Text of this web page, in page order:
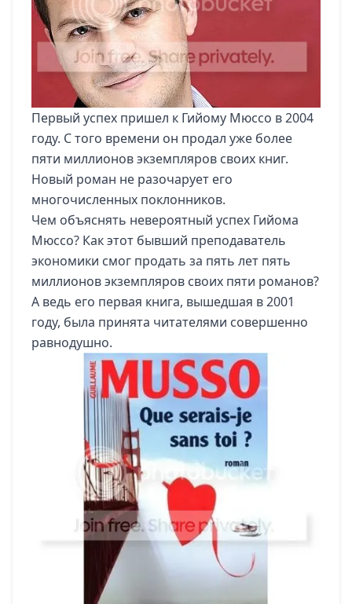
Первый успех пришел к Гийому Мюссо в 2004
году. С того времени он продал уже более
пяти миллионов экземпляров своих книг.
Новый роман не разочарует его
многочисленных поклонников.
Чем объяснять невероятный успех Гийома
Мюссо? Как этот бывший преподаватель
экономики смог продать за пять лет пять
миллионов экземпляров своих пяти романов?
А ведь его первая книга, вышедшая в 2001
году, была принята читателями совершенно
равнодушно.